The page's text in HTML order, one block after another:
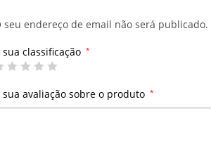
seu endereço de email não será publicado.
sua classificação *
sua avaliação sobre o produto *